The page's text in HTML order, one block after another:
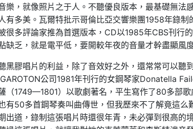
樂，就像照片之于人。不聽優良版本，最基礎無法
有多美。瓦爾特批示哥倫比亞交響樂團1958年錄
很多評論家推為首選版本，CD以1985年CBS刊行
缺乏，就是電平低，要開較年夜的音量才幹盡顯風
黑膠唱片的利益，除了音效好之外，還常常可以聽
公司1981年刊行的女鋼琴家Donatella
（1749—1801）以歌劇著名，平生寫作了80多部
有50多首鋼琴奏叫曲傳世，但我歷來不了解竟這
出道，錄制這張唱片時還很年青，未必彈到很高